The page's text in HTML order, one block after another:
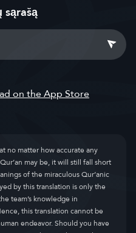
no matter how accurate any
may be, it will still fall short
of the miraculous Qur’anic
by this translation is only the
team’s knowledge in
this translation cannot be
endeavor. Should you have